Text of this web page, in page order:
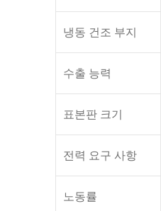
냉동 건조 부지
수출 능력
표본판 크기
전력 요구 사항
노동률